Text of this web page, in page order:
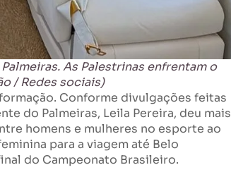
As Palestrinas enfrentam o
/ Redes sociais)
Conforme divulgações feitas
do Palmeiras, Leila Pereira, deu mais
homens e mulheres no esporte ao
para a viagem até Belo
do Campeonato Brasileiro.